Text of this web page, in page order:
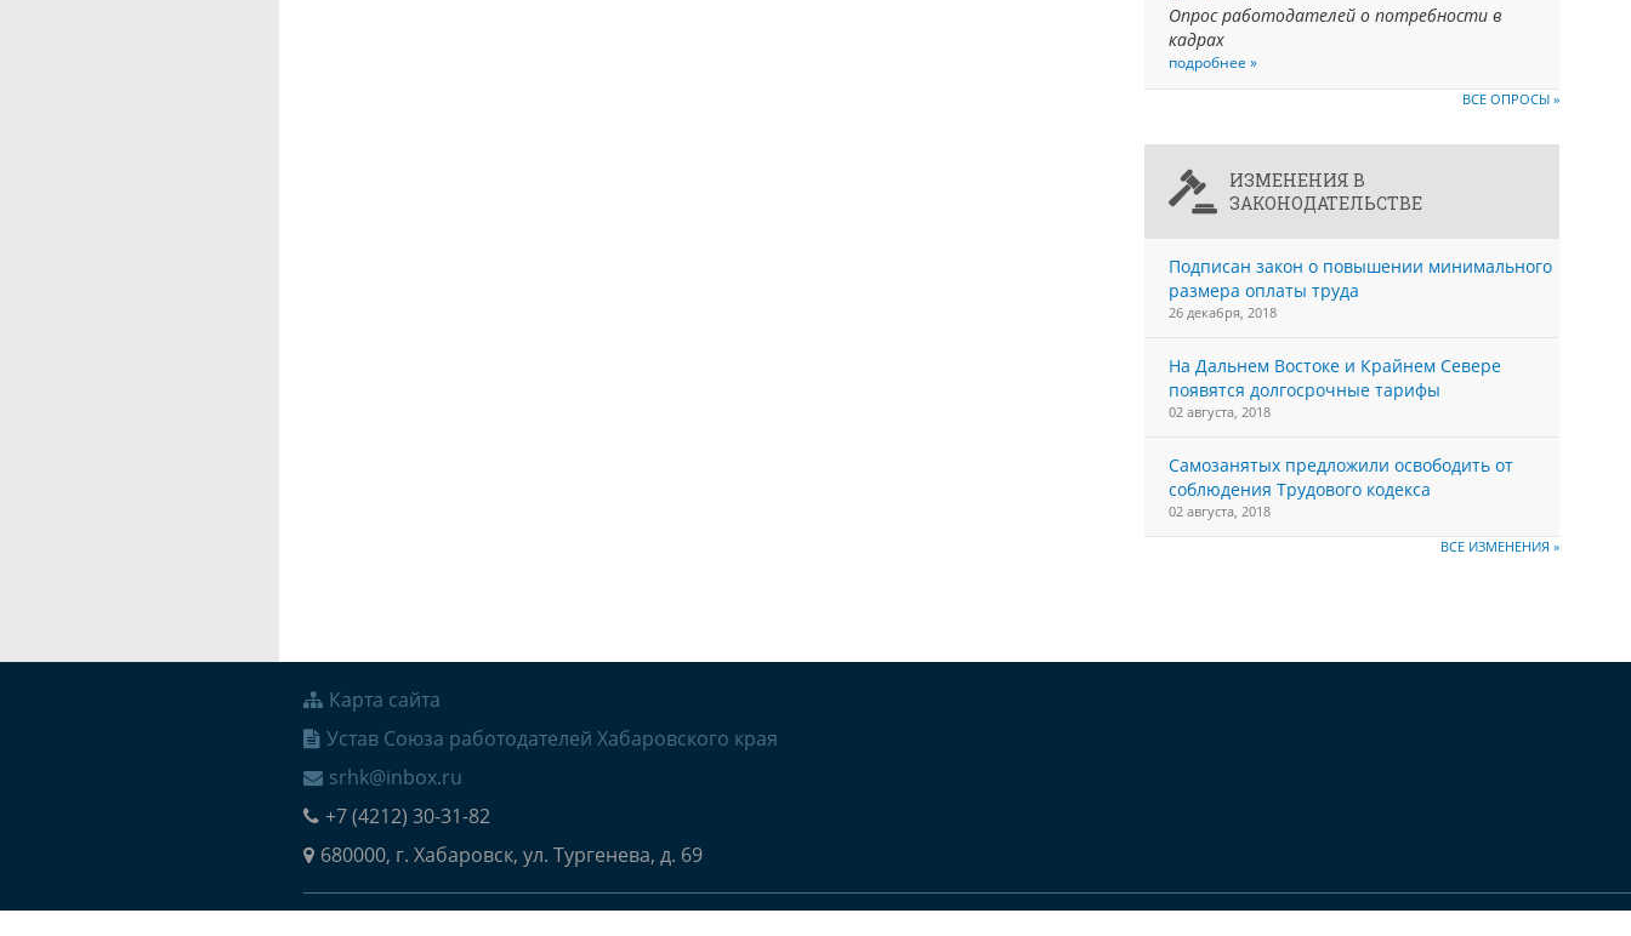
Опрос работодателей о потребности в
кадрах
подробнее »
ВСЕ ОПРОСЫ »
ИЗМЕНЕНИЯ В
ЗАКОНОДАТЕЛЬСТВЕ
Подписан закон о повышении минимального
размера оплаты труда
26 декабря, 2018
На Дальнем Востоке и Крайнем Севере
появятся долгосрочные тарифы
02 августа, 2018
Самозанятых предложили освободить от
соблюдения Трудового кодекса
02 августа, 2018
ВСЕ ИЗМЕНЕНИЯ »
Карта сайта
Устав Союза работодателей Хабаровского края
srhk@inbox.ru
+7 (4212) 30-31-82
680000, г. Хабаровск, ул. Тургенева, д. 69